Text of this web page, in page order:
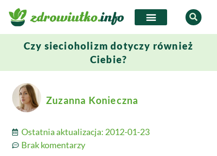
Czy siecioholizm dotyczy również
Ciebie?
Zuzanna Konieczna
Ostatnia aktualizacja: 2012-01-23
Brak komentarzy